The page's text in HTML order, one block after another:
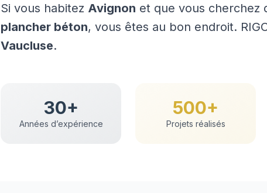
Si vous habitez Avignon et que vous cherchez
plancher béton, vous êtes au bon endroit.
Vaucluse.
30+
Années d’expérience
500+
Projets réalisés